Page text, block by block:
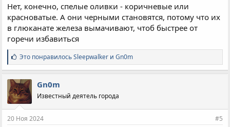
Нет, конечно, спелые оливки - коричневые или
красноватые. А они черными становятся, потому что их
в глюканате железа вымачивают, чтоб быстрее от
горечи избавиться
С
и
м
п
а
т
и
:
Это понравилосьSleepwalker иGn0m
Gn0m
Известный деятель города
20 Ноя 2024 #5